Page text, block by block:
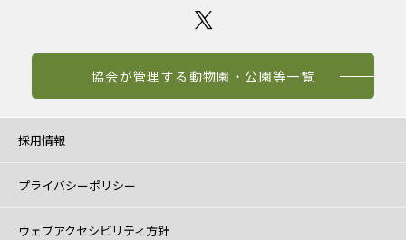
協会が管理する動物園・公園等一覧
採用情報
プライバシーポリシー
ウェブアクセシビリティ方針